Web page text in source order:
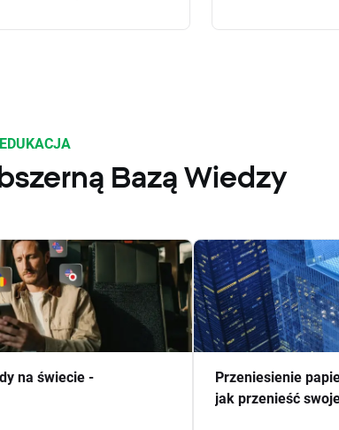
EDUKACJA
Bazą Wiedzy
na świecie -
Przeniesienie
jak przenieść